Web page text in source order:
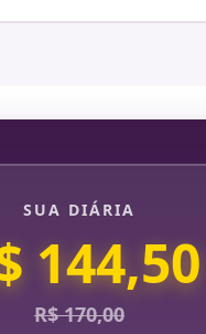
SUA DIÁRIA
144,50
R$ 170,00